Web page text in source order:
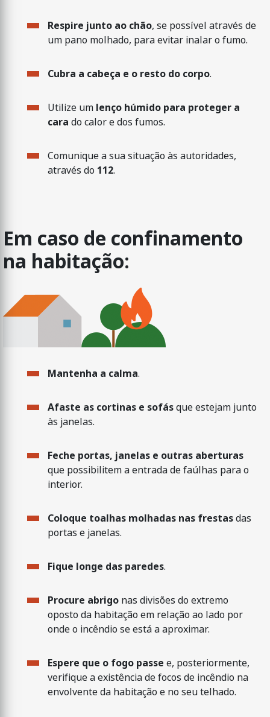
Respire junto ao chão, se possível através de
um pano molhado, para evitar inalar o fumo.
Cubra a cabeça e o resto do corpo.
Utilize um lenço húmido para proteger a
cara do calor e dos fumos.
Comunique a sua situação às autoridades,
através do 112.
Em caso de confinamento
na habitação:
Mantenha a calma.
Afaste as cortinas e sofásque estejam junto
às janelas.
Feche portas, janelas e outras aberturas
que possibilitem a entrada de faúlhas para o
interior.
Coloque toalhas molhadas nas frestasdas
portas e janelas.
Fique longe das paredes.
Procure abrigo nas divisões do extremo
oposto da habitação em relação ao lado por
onde o incêndio se está a aproximar.
Espere que o fogo passe e, posteriormente,
verifique a existência de focos de incêndio na
envolvente da habitação e no seu telhado.